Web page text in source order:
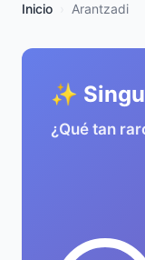
Inicio Arantzadi
✨
¿Qué tan